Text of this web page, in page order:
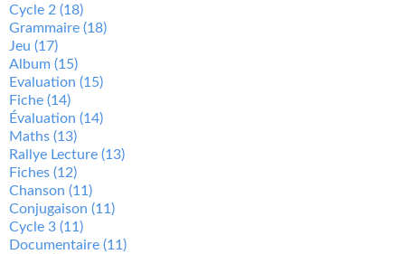
Cycle 2 (18)
Grammaire (18)
Jeu (17)
Album (15)
Evaluation (15)
Fiche (14)
Évaluation (14)
Maths (13)
Rallye Lecture (13)
Fiches (12)
Chanson (11)
Conjugaison (11)
Cycle 3 (11)
Documentaire (11)